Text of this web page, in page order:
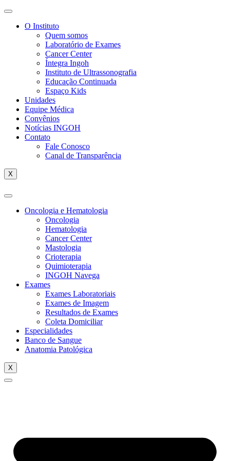
O Instituto
Quem somos
Laboratório de Exames
Cancer Center
Íntegra Ingoh
Instituto de Ultrassonografia
Educação Continuada
Espaço Kids
Unidades
Equipe Médica
Convênios
Notícias INGOH
Contato
Fale Conosco
Canal de Transparência
X
Oncologia e Hematologia
Oncologia
Hematologia
Cancer Center
Mastologia
Crioterapia
Quimioterapia
INGOH Navega
Exames
Exames Laboratoriais
Exames de Imagem
Resultados de Exames
Coleta Domiciliar
Especialidades
Banco de Sangue
Anatomia Patológica
X